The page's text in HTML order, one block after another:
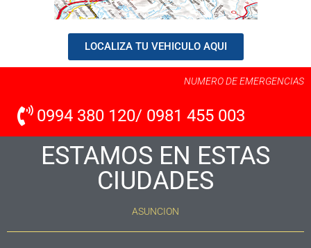
LOCALIZA TU VEHICULO AQUI
NUMERO DE EMERGENCIAS
0994 380 120/ 0981 455 003
ESTAMOS EN ESTAS
CIUDADES
ASUNCION